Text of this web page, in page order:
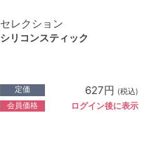
セレクション
シリコンスティック
定価 627円 (税込)
会員価格 ログイン後に表示